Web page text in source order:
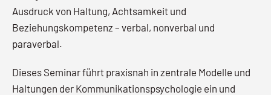
Ausdruck von Haltung, Achtsamkeit und
Beziehungskompetenz – verbal, nonverbal und
paraverbal.
Dieses Seminar führt praxisnah in zentrale Modelle und
Haltungen der Kommunikationspsychologie ein und